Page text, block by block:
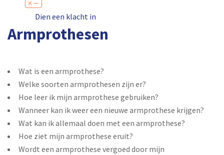
Dien een klacht in
Armprothesen
Wat is een armprothese?
Welke soorten armprothesen zijn er?
Hoe leer ik mijn armprothese gebruiken?
Wanneer kan ik weer een nieuwe armprothese krijgen?
Wat kan ik allemaal doen met een armprothese?
Hoe ziet mijn armprothese eruit?
Wordt een armprothese vergoed door mijn